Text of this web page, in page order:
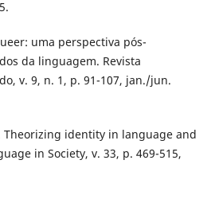
uma perspectiva pós-
da linguagem. Revista
v. 9, n. 1, p. 91-107, jan./jun.
Theorizing identity in language and
in Society, v. 33, p. 469-515,